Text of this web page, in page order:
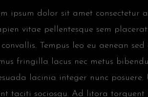
ipsum dolor sit amet consectetur
vitae pellentesque sem
Tempus leo eu aenean
fringilla lacus nec metus
lacinia integer nunc posuere.
taciti sociosqu. Ad litora torquent